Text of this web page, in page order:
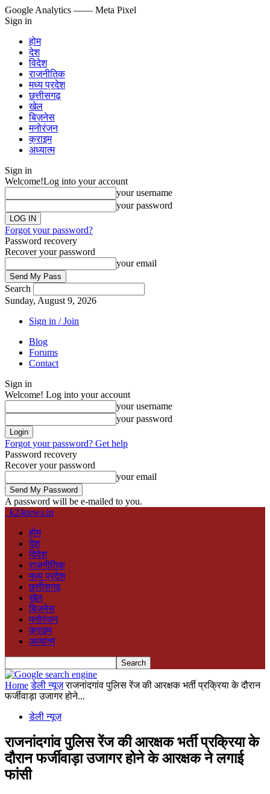
Google Analytics —— Meta Pixel
Sign in
होम
देश
विदेश
राजनीतिक
मध्य प्रदेश
छत्तीसगढ़
खेल
बिज़नेस
मनोरंजन
क्राइम
अध्यात्म
Sign in
Welcome!Log into your account
your username
your password
Forgot your password?
Password recovery
Recover your password
your email
Search
Sunday, August 9, 2026
Sign in / Join
Blog
Forums
Contact
Sign in
Welcome! Log into your account
your username
your password
Forgot your password? Get help
Password recovery
Recover your password
your email
A password will be e-mailed to you.
k24news.in
होम
देश
विदेश
राजनीतिक
मध्य प्रदेश
छत्तीसगढ़
खेल
बिज़नेस
मनोरंजन
क्राइम
अध्यात्म
Home डेली न्यूज़ राजनांदगांव पुलिस रेंज की आरक्षक भर्ती प्रक्रिया के दौरान
फर्जीवाड़ा उजागर होने...
डेली न्यूज़
राजनांदगांव पुलिस रेंज की आरक्षक भर्ती प्रक्रिया के
दौरान फर्जीवाड़ा उजागर होने के आरक्षक ने लगाई
फांसी